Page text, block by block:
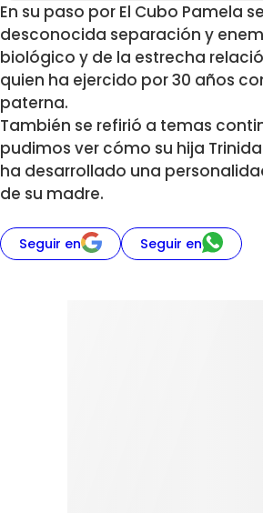
En su paso por El Cubo Pamela
desconocida separación y
biológico y de la estrecha
quien ha ejercido por 30 años
paterna.
También se refirió a temas
pudimos ver cómo su hija
ha desarrollado una
de su madre.
Seguir en Seguir en